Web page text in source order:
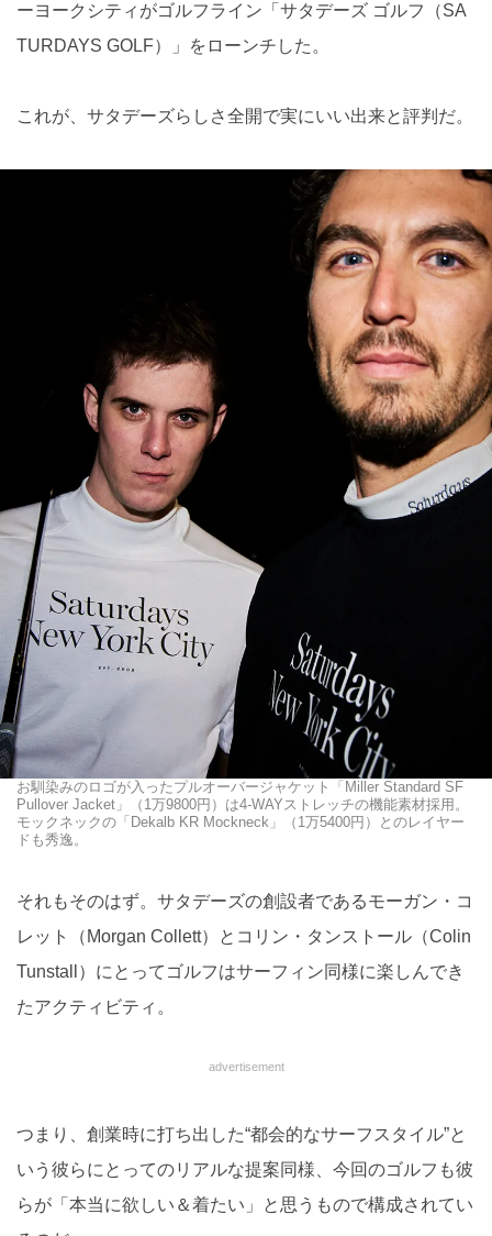
ーヨークシティがゴルフライン「サタデーズ ゴルフ（SA
TURDAYS GOLF）」をローンチした。
これが、サタデーズらしさ全開で実にいい出来と評判だ。
お馴染みのロゴが入ったプルオーバージャケット「Miller Standard SF
Pullover Jacket」（1万9800円）は4-WAYストレッチの機能素材採用。
モックネックの「Dekalb KR Mockneck」（1万5400円）とのレイヤー
ドも秀逸。
それもそのはず。サタデーズの創設者であるモーガン・コ
レット（Morgan Collett）とコリン・タンストール（Colin
Tunstall）にとってゴルフはサーフィン同様に楽しんでき
たアクティビティ。
advertisement
つまり、創業時に打ち出した“都会的なサーフスタイル”と
いう彼らにとってのリアルな提案同様、今回のゴルフも彼
らが「本当に欲しい＆着たい」と思うもので構成されてい